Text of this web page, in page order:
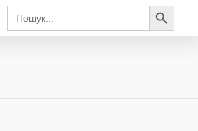
Search
for:
Search Button